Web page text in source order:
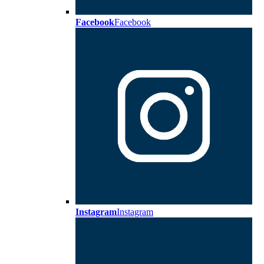
FacebookFacebook
InstagramInstagram